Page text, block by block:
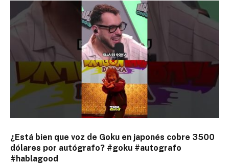
¿Está bien que voz de Goku en japonés cobre 3500
dólares por autógrafo? #goku #autografo
#hablagood